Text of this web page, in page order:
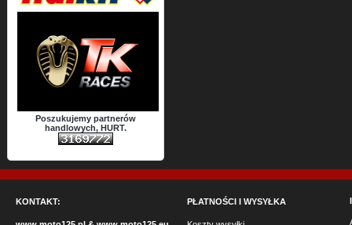
Poszukujemy partnerów
handlowych, HURT.
KONTAKT: PŁATNOŚCI I WYSYŁKA